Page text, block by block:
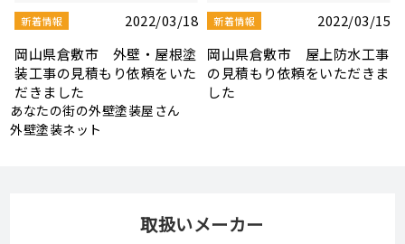
新着情報
2022/03/10
岡山県岡山市 雨漏り修理の
見積もり依頼をいただきまし
た
新着情報
2022/03/08
岡山県岡山市 屋根板金・シ
ーリング補修工事の見積もり
依頼をいただきました
あなたの街の外壁塗装屋さん
外壁塗装ネット
取扱いメーカー